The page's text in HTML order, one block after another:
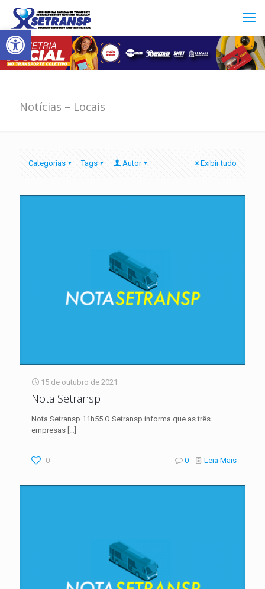
Abrir a barra de ferramentas
Notícias – Locais
Categorias Tags Autor Exibir tudo
15 de outubro de 2021
Nota Setransp
Nota Setransp 11h55 O Setransp informa que as três
empresas […]
0 0 Leia Mais